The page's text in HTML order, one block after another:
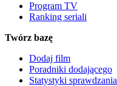
Program TV
Ranking seriali
Twórz bazę
Dodaj film
Poradniki dodającego
Statystyki sprawdzania